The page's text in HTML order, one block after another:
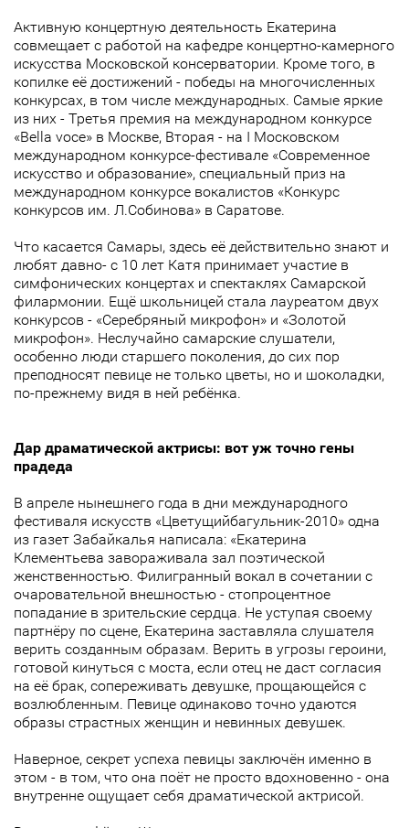
Активную концертную деятельность Екатерина
совмещает с работой на кафедре концертно-камерного
искусства Московской консерватории. Кроме того, в
копилке её достижений - победы на многочисленных
конкурсах, в том числе международных. Самые яркие
из них - Третья премия на международном конкурсе
«Веlla voce» в Москве, Вторая - на I Московском
международном конкурсе-фестивале «Современное
искусство и образование», специальный приз на
международном конкурсе вокалистов «Конкурс
конкурсов им. Л.Собинова» в Саратове.
Что касается Самары, здесь её действительно знают и
любят давно- с 10 лет Катя принимает участие в
симфонических концертах и спектаклях Самарской
филармонии. Ещё школьницей стала лауреатом двух
конкурсов - «Серебряный микрофон» и «Золотой
микрофон». Неслучайно самарские слушатели,
особенно люди старшего поколения, до сих пор
преподносят певице не только цветы, но и шоколадки,
по-прежнему видя в ней ребёнка.
Дар драматической актрисы: вот уж точно гены
прадеда
В апреле нынешнего года в дни международного
фестиваля искусств «Цветущийбагульник-2010» одна
из газет Забайкалья написала: «Екатерина
Клементьева завораживала зал поэтической
женственностью. Филигранный вокал в сочетании с
очаровательной внешностью - стопроцентное
попадание в зрительские сердца. Не уступая своему
партнёру по сцене, Екатерина заставляла слушателя
верить созданным образам. Верить в угрозы героини,
готовой кинуться с моста, если отец не даст согласия
на её брак, сопереживать девушке, прощающейся с
возлюбленным. Певице одинаково точно удаются
образы страстных женщин и невинных девушек.
Наверное, секрет успеха певицы заключён именно в
этом - в том, что она поёт не просто вдохновенно - она
внутренне ощущает себя драматической актрисой.